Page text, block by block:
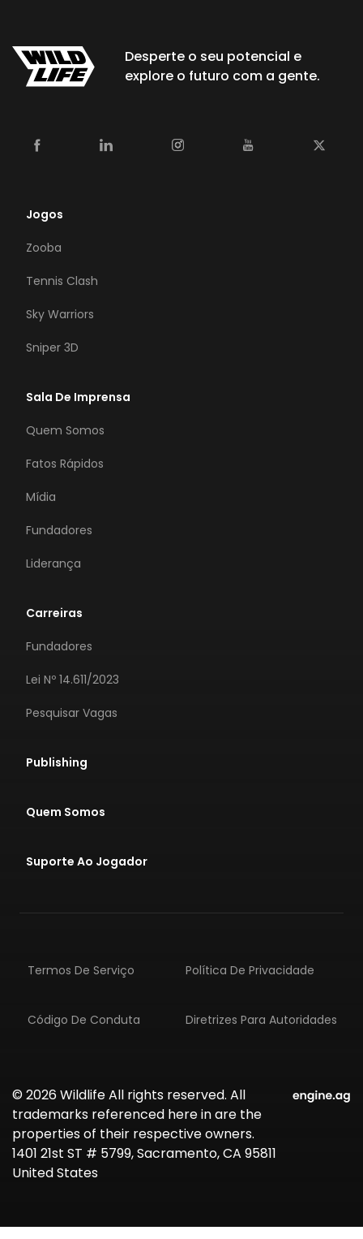
Desperte o seu potencial e
explore o futuro com a gente.
Jogos
Zooba
Tennis Clash
Sky Warriors
Sniper 3D
Sala De Imprensa
Quem Somos
Fatos Rápidos
Mídia
Fundadores
Liderança
Carreiras
Fundadores
Lei Nº 14.611/2023
Pesquisar Vagas
Publishing
Quem Somos
Suporte Ao Jogador
Termos De Serviço Política De Privacidade
Código De Conduta Diretrizes Para Autoridades
© 2026 Wildlife All rights reserved. All
trademarks referenced here in are the
properties of their respective owners.
1401 21st ST # 5799, Sacramento, CA 95811
United States